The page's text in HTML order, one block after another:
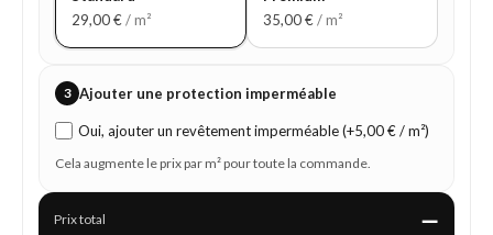
29,00€/ m²
35,00€/ m²
3 Ajouter une protection imperméable
Oui, ajouter un revêtement imperméable (+5,00 € / m²)
Cela augmente le prix par m² pour toute la commande.
Prix total —